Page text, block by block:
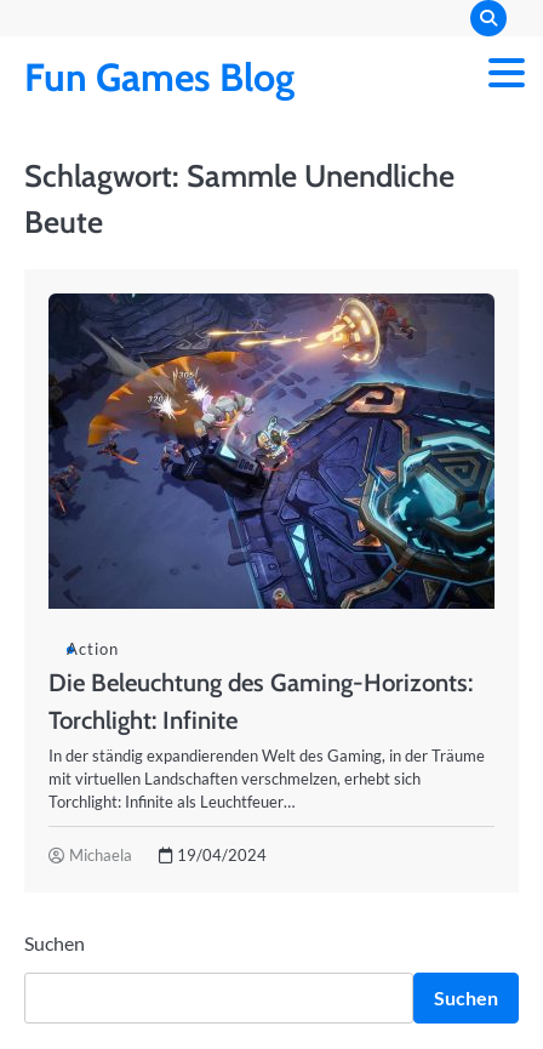
content
Fun Games Blog
Schlagwort: Sammle Unendliche
Beute
Action
Die Beleuchtung des Gaming-Horizonts:
Torchlight: Infinite
In der ständig expandierenden Welt des Gaming, in der Träume
mit virtuellen Landschaften verschmelzen, erhebt sich
Torchlight: Infinite als Leuchtfeuer…
Michaela 19/04/2024
Suchen
Suchen